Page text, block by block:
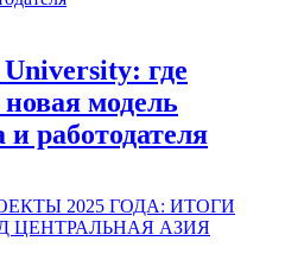
где
модель
и работодателя